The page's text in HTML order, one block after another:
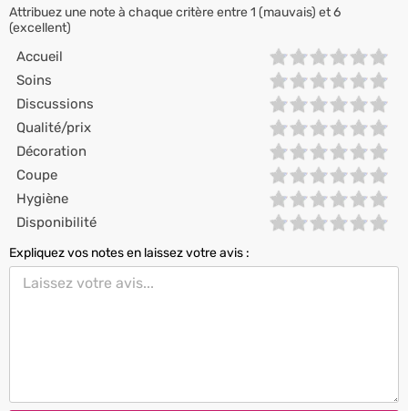
Attribuez une note à chaque critère entre 1 (mauvais) et 6
(excellent)
Accueil
Soins
Discussions
Qualité/prix
Décoration
Coupe
Hygiène
Disponibilité
Expliquez vos notes en laissez votre avis :